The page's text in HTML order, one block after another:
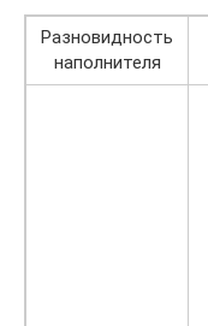
Разновидность
наполнителя